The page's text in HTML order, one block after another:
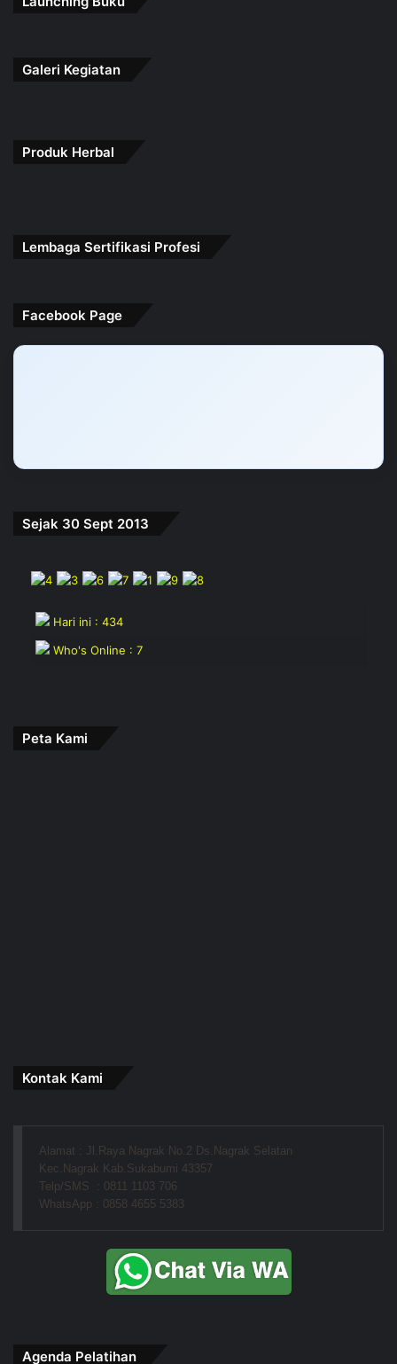
Galeri Kegiatan
Produk Herbal
Lembaga Sertifikasi Profesi
Facebook Page
Sejak 30 Sept 2013
Hari ini : 434
Who's Online : 7
Peta Kami
Kontak Kami
Alamat : Jl.Raya Nagrak No.2 Ds.Nagrak Selatan
Kec.Nagrak Kab.Sukabumi 43357
Telp/SMS  : 0811 1103 706
WhatsApp : 0858 4655 5383
Agenda Pelatihan